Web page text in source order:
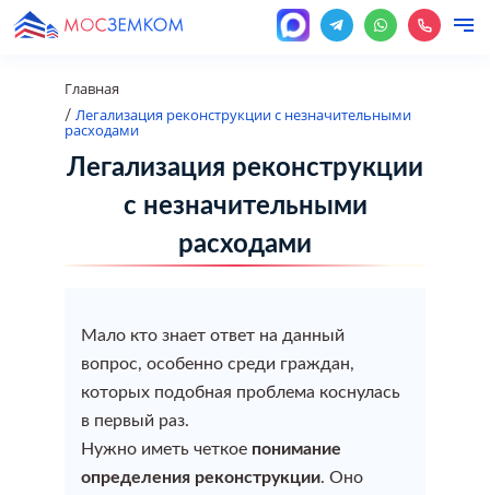
Наши услуги
Межевание земельного участка
земельного участка)
Вынос границ в натуру (на местности)
Составление и оформление межевого плана
Перепланировка
Проект на перепланировку
Узаконить перепланировку
Разрешение на строительство
Уведомление о начале строительства
Изменение вида разрешенного использования
Оформление недвижимости
Оформление недвижимости
Оформить гараж
Градостроительство
Градостроительство
Онлайн услуги
Новости
Контакты
Главная
/ Легализация реконструкции с незначительными
расходами
Легализация реконструкции
с незначительными
расходами
Мало кто знает ответ на данный
вопрос, особенно среди граждан,
которых подобная проблема коснулась
в первый раз.
Нужно иметь четкое понимание
определения реконструкции. Оно